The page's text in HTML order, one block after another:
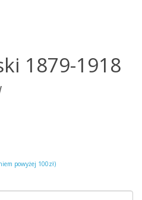
1879-1918
powyżej 100zł)